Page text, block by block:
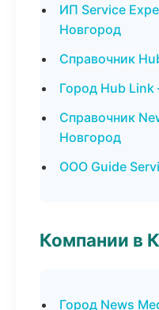
ИП Service
Новгород
Справочник
Город Hub
Справочник
Новгород
ООО Guide
Компании в
Город News